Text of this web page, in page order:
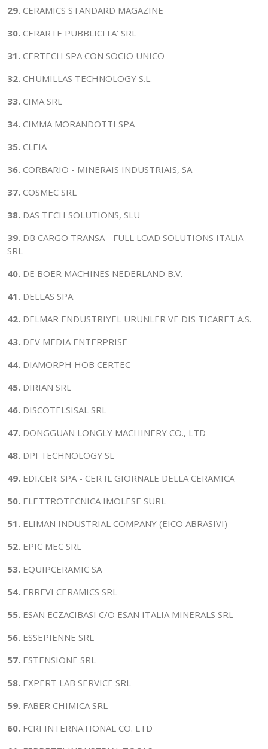
29. CERAMICS STANDARD MAGAZINE
30. CERARTE PUBBLICITA’ SRL
31. CERTECH SPA CON SOCIO UNICO
32. CHUMILLAS TECHNOLOGY S.L.
33. CIMA SRL
34. CIMMA MORANDOTTI SPA
35. CLEIA
36. CORBARIO - MINERAIS INDUSTRIAIS, SA
37. COSMEC SRL
38. DAS TECH SOLUTIONS, SLU
39. DB CARGO TRANSA - FULL LOAD SOLUTIONS ITALIA
SRL
40. DE BOER MACHINES NEDERLAND B.V.
41. DELLAS SPA
42. DELMAR ENDUSTRIYEL URUNLER VE DIS TICARET A.S.
43. DEV MEDIA ENTERPRISE
44. DIAMORPH HOB CERTEC
45. DIRIAN SRL
46. DISCOTELSISAL SRL
47. DONGGUAN LONGLY MACHINERY CO., LTD
48. DPI TECHNOLOGY SL
49. EDI.CER. SPA - CER IL GIORNALE DELLA CERAMICA
50. ELETTROTECNICA IMOLESE SURL
51. ELIMAN INDUSTRIAL COMPANY (EICO ABRASIVI)
52. EPIC MEC SRL
53. EQUIPCERAMIC SA
54. ERREVI CERAMICS SRL
55. ESAN ECZACIBASI C/O ESAN ITALIA MINERALS SRL
56. ESSEPIENNE SRL
57. ESTENSIONE SRL
58. EXPERT LAB SERVICE SRL
59. FABER CHIMICA SRL
60. FCRI INTERNATIONAL CO. LTD